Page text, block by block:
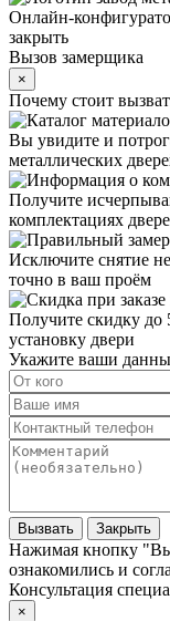
Онлайн-
закрыть
Вызов замерщика
×
Почему стоит
Вы увидите и
металлических
Получите
комплектациях
Исключите снятие
точно в ваш проём
Получите скидку до
установку двери
Укажите ваши
Вызвать Закрыть
Нажимая кнопку
ознакомились и
Консультация
×